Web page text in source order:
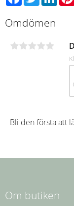
Omdömen
Bli den första att
Om butiken